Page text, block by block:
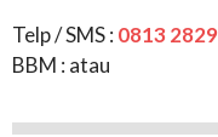
Telp / SMS : 0813
BBM : atau